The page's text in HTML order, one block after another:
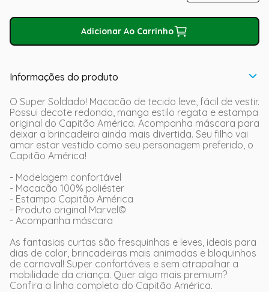
Adicionar Ao Carrinho
Informações do produto
O Super Soldado! Macacão de tecido leve, fácil de vestir.
Possui decote redondo, manga estilo regata e estampa
original do Capitão América. Acompanha máscara para
deixar a brincadeira ainda mais divertida. Seu filho vai
amar estar vestido como seu personagem preferido, o
Capitão América!
- Modelagem confortável
- Macacão 100% poliéster
- Estampa Capitão América
- Produto original Marvel©
- Acompanha máscara
As fantasias curtas são fresquinhas e leves, ideais para
dias de calor, brincadeiras mais animadas e bloquinhos
de carnaval! Super confortáveis e sem atrapalhar a
mobilidade da criança. Quer algo mais premium?
Confira a linha completa do Capitão América.